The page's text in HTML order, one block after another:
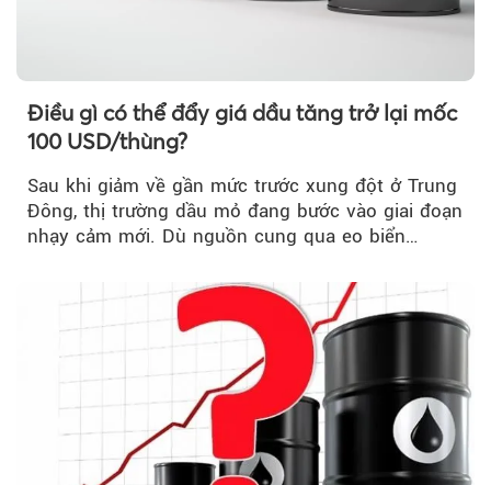
Điều gì có thể đẩy giá dầu tăng trở lại mốc
100 USD/thùng?
Sau khi giảm về gần mức trước xung đột ở Trung
Đông, thị trường dầu mỏ đang bước vào giai đoạn
nhạy cảm mới. Dù nguồn cung qua eo biển